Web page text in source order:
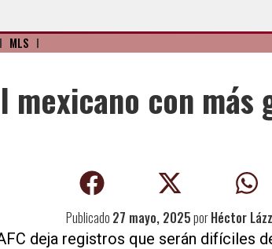
I MLS I
mexicano con
Publicado 27 mayo, 2025porHéctor
deja registros que serán difíciles